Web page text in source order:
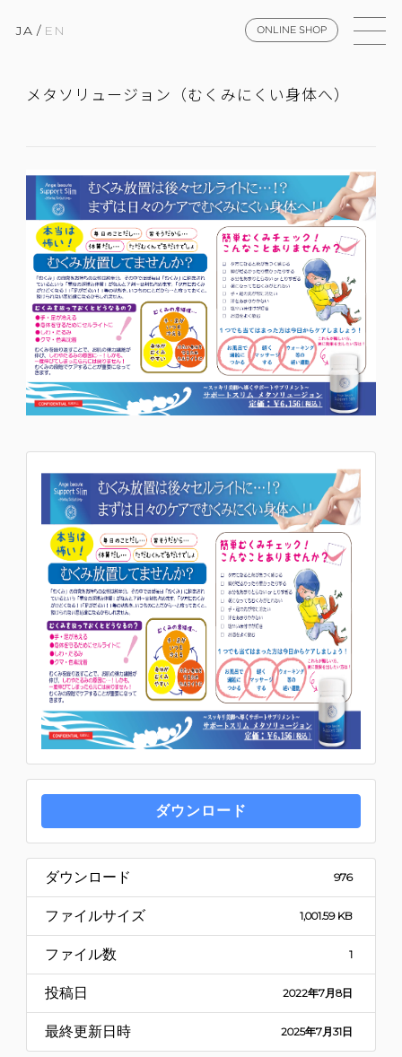
JA / EN ONLINE SHOP
メタソリュージョン（むくみにくい身体へ）
ダウンロード
ダウンロード 976
ファイルサイズ 1,001.59 KB
ファイル数 1
投稿日 2022年7月8日
最終更新日時 2025年7月31日